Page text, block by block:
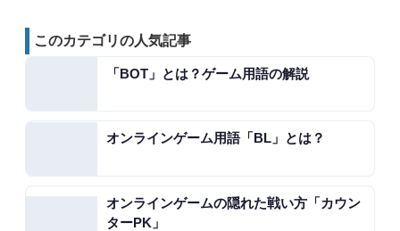
このカテゴリの人気記事
「BOT」とは？ゲーム用語の解説
オンラインゲーム用語「BL」とは？
オンラインゲームの隠れた戦い方「カウン
ターPK」